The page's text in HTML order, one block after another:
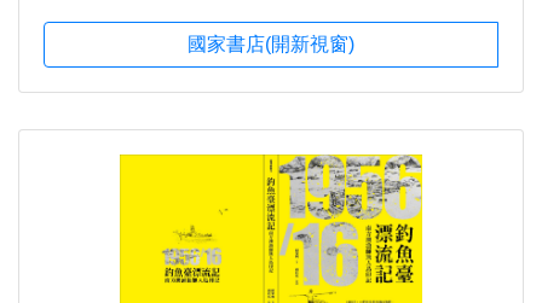
國家書店(開新視窗)